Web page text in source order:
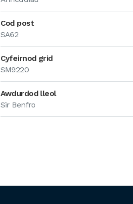
Cod post
SA62
Cyfeirnod grid
SM9220
Awdurdod lleol
Sir Benfro